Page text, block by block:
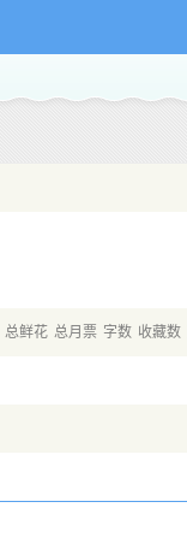
总鲜花 总月票 字数 收藏数